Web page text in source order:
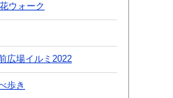
ウォーク
広場イルミ2022
歩き